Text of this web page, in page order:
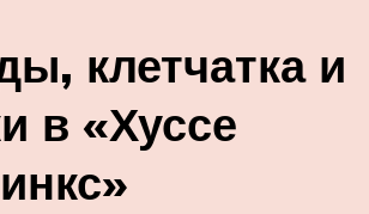
клетчатка и
в «Хуссе